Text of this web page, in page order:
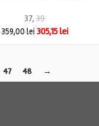
37, 39
359,00lei 305,15lei
47 48 →